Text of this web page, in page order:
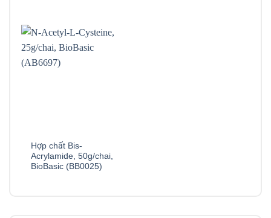
Hợp chất Bis-
Acrylamide, 50g/chai,
BioBasic (BB0025)